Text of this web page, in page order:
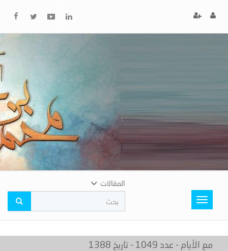
Toggle
navigation
المقالات
مع الأيام - عدد 1049 - تاريخ 1388